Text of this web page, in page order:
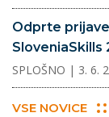
Odprte
SloveniaSkills
SPLOŠNO | 3. 6.
VSE NOVICE